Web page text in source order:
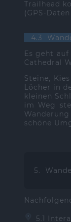
Trailhead
(GPS-
4.3
Es geht
Cathedral
Steine,
Löcher in
kleinen
im Weg
schöne
5.
5.1